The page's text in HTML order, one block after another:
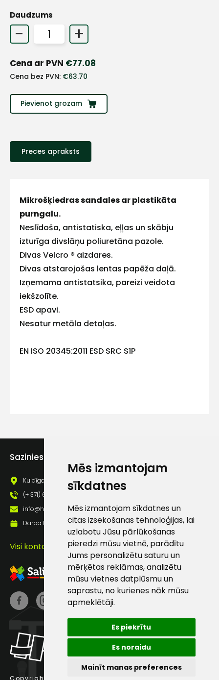
Mēs izmantojam
sīkdatnes
Mēs izmantojam sīkdatnes un
citas izsekošanas tehnoloģijas, lai
uzlabotu Jūsu pārlūkošanas
pieredzi mūsu vietnē, parādītu
Jums personalizētu saturu un
mērķētas reklāmas, analizētu
mūsu vietnes datplūsmu un
saprastu, no kurienes nāk mūsu
apmeklētāji.
Es piekrītu
Es noraidu
Mainīt manas preferences
Daudzums
- +
Cena ar PVN €77.08
Cena bez PVN: €63.70
Pievienot grozam
Preces apraksts
Mikrošķiedras sandales ar plastikāta
purngalu.
Neslīdoša, antistatiska, eļļas un skābju
izturīga divslāņu poliuretāna pazole.
Divas Velcro ® aizdares.
Divas atstarojošas lentas papēža daļā.
Izņemama antistatsika, pareizi veidota
iekšzolīte.
ESD apavi.
Nesatur metāla detaļas.
EN ISO 20345:2011 ESD SRC S1P
Copyright © 2025 Hards SIA.
Sazinies ar mums
Kuldīgas iela 69a, Saldus, Saldus nov., LV - 3801
(+ 371) 63 881 186
info@hards.lv
Darba laiks: Darbadienās: 8:00 - 17:00
Visi kontakti
E-pasts
Kontakttālrunis
pastā
Sūtīt ziņojumu
Klientu
atbalsts
Darbdienās:
8:00 – 17:00
186
info@hards.lv
+